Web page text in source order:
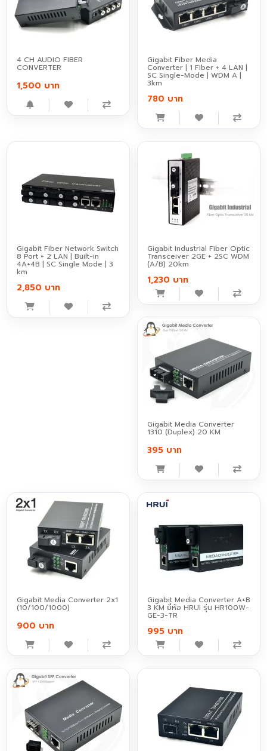
4 CH AUDIO FIBER
CONVERTER
1,500 บาท
Gigabit Fiber Media
Converter | 1 Fiber + 4 LAN |
SC Single-Mode | WDM A |
3km
780 บาท
Gigabit Fiber Network Switch
8 Port + 2 LAN | Built-in
4A+4B | SC Single Mode | 3
km
2,850 บาท
Gigabit Industrial Fiber Optic
Transceiver 2GE + 2SC WDM
(A/B) 20km
1,230 บาท
Gigabit Media Converter
1310 (Duplex) 20 KM
395 บาท
Gigabit Media Converter 2x1
(10/100/1000)
900 บาท
Gigabit Media Converter A+B
3 KM ยี่ห้อ HRUi รุ่น HR100W-
GE-3-TR
995 บาท